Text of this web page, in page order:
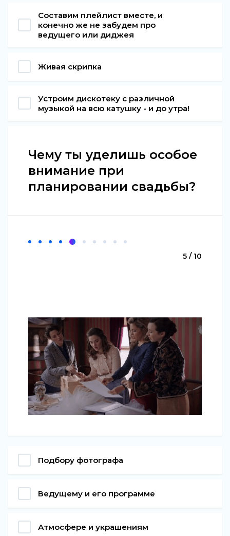
Составим плейлист вместе, и
конечно же не забудем про
ведущего или диджея
Живая скрипка
Устроим дискотеку с различной
музыкой на всю катушку - и до утра!
Чему ты уделишь особое
внимание при
планировании свадьбы?
5 / 10
Подбору фотографа
Ведущему и его программе
Атмосфере и украшениям